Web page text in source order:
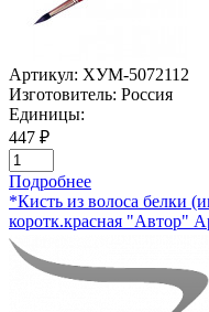
Артикул: ХУМ-5072112
Изготовитель: Россия
Единицы:
447 ₽
Подробнее
*Кисть из волоса белки
коротк.красная